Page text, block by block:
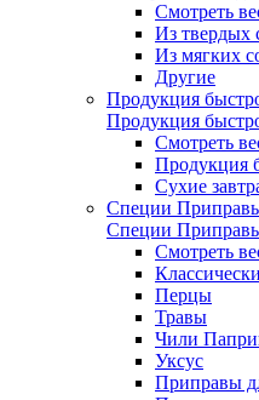
Смотреть
Из твердых
Из мягких
Другие
Продукция
Продукция
Смотреть
Продукция
Сухие
Специи
Специи
Смотреть
Перцы
Травы
Чили
Уксус
Приправы